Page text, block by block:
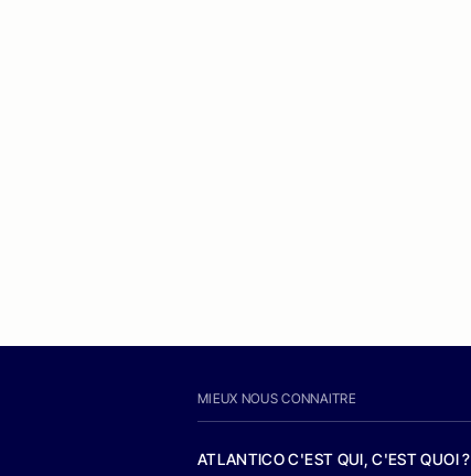
MIEUX NOUS CONNAITRE
ATLANTICO C'EST QUI, C'EST QUOI ?